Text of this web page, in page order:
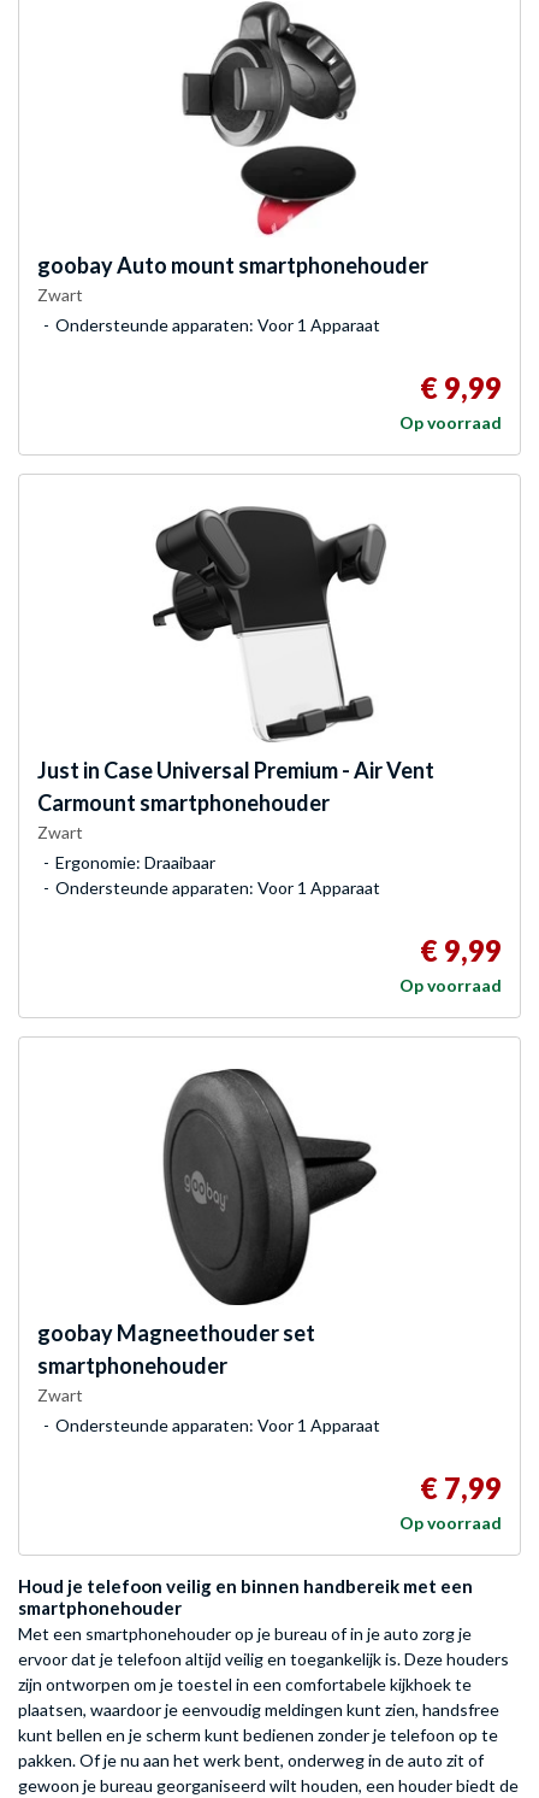
goobayAuto mount smartphonehouder
Zwart
Ondersteunde apparaten: Voor 1 Apparaat
€ 9,99
Op voorraad
Just in CaseUniversal Premium - Air Vent
Carmount smartphonehouder
Zwart
Ergonomie: Draaibaar
Ondersteunde apparaten: Voor 1 Apparaat
€ 9,99
Op voorraad
goobayMagneethouder set
smartphonehouder
Zwart
Ondersteunde apparaten: Voor 1 Apparaat
€ 7,99
Op voorraad
Houd je telefoon veilig en binnen handbereik met een
smartphonehouder
Met een smartphonehouder op je bureau of in je auto zorg je
ervoor dat je telefoon altijd veilig en toegankelijk is. Deze houders
zijn ontworpen om je toestel in een comfortabele kijkhoek te
plaatsen, waardoor je eenvoudig meldingen kunt zien, handsfree
kunt bellen en je scherm kunt bedienen zonder je telefoon op te
pakken. Of je nu aan het werk bent, onderweg in de auto zit of
gewoon je bureau georganiseerd wilt houden, een houder biedt de